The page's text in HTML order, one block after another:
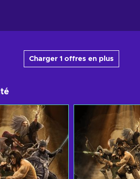
Charger 1 offres en plus